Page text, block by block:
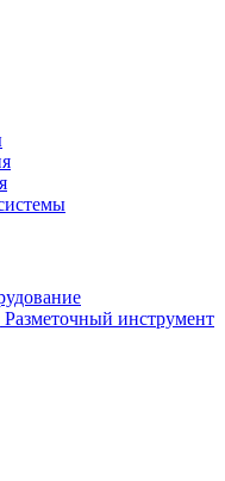
инструмент